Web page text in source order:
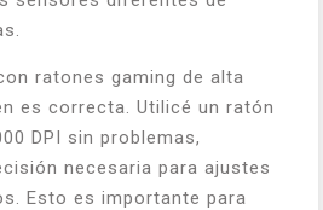
ratones gaming de alta
es correcta. Utilicé un ratón
DPI sin problemas,
necesaria para ajustes
Esto es importante para